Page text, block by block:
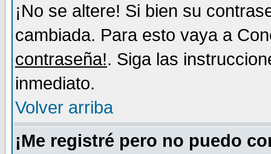
¡No se altere! Si bien su
cambiada. Para esto vaya a
contraseña!. Siga las
inmediato.
Volver arriba
¡Me registré pero no puedo